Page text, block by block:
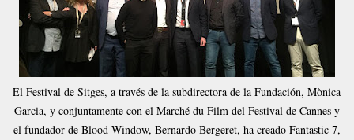
El Festival de Sitges, a través de la subdirectora de la Fundación, Mònica
Garcia, y conjuntamente con el Marché du Film del Festival de Cannes y
el fundador de Blood Window, Bernardo Bergeret, ha creado Fantastic 7,